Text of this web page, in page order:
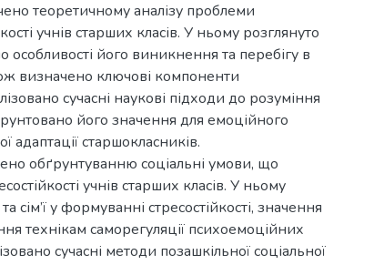
теоретичному аналізу проблеми
учнів старших класів. У ньому розглянуто
особливості його виникнення та перебігу в
визначено ключові компоненти
сучасні наукові підходи до розуміння
його значення для емоційного
адаптації старшокласників.
обґрунтуванню соціальні умови, що
учнів старших класів. У ньому
сім’ї у формуванні стресостійкості, значення
технікам саморегуляції психоемоційних
сучасні методи позашкільної соціальної